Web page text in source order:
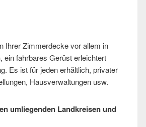
Ihrer Zimmerdecke vor allem in
ein fahrbares Gerüst erleichtert
Es ist für jeden erhältlich, privater
Hausverwaltungen usw.
umliegenden Landkreisen und